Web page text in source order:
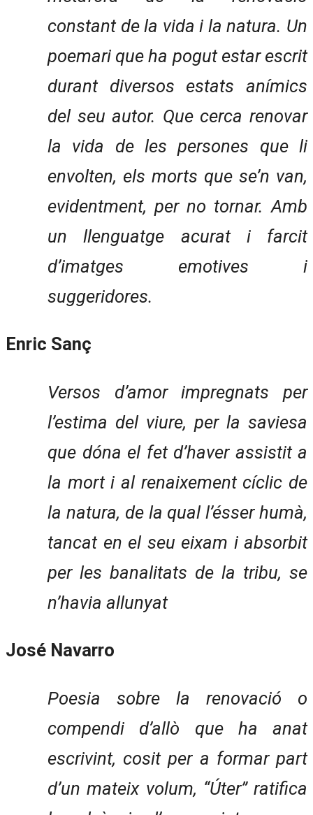
constant de la vida i la natura. Un
poemari que ha pogut estar escrit
durant diversos estats anímics
del seu autor. Que cerca renovar
la vida de les persones que li
envolten, els morts que se’n van,
evidentment, per no tornar. Amb
un llenguatge acurat i farcit
d’imatges emotives i
suggeridores.
Enric Sanç
Versos d’amor impregnats per
l’estima del viure, per la saviesa
que dóna el fet d’haver assistit a
la mort i al renaixement cíclic de
la natura, de la qual l’ésser humà,
tancat en el seu eixam i absorbit
per les banalitats de la tribu, se
n’havia allunyat
José Navarro
Poesia sobre la renovació o
compendi d’allò que ha anat
escrivint, cosit per a formar part
d’un mateix volum, “Úter” ratifica